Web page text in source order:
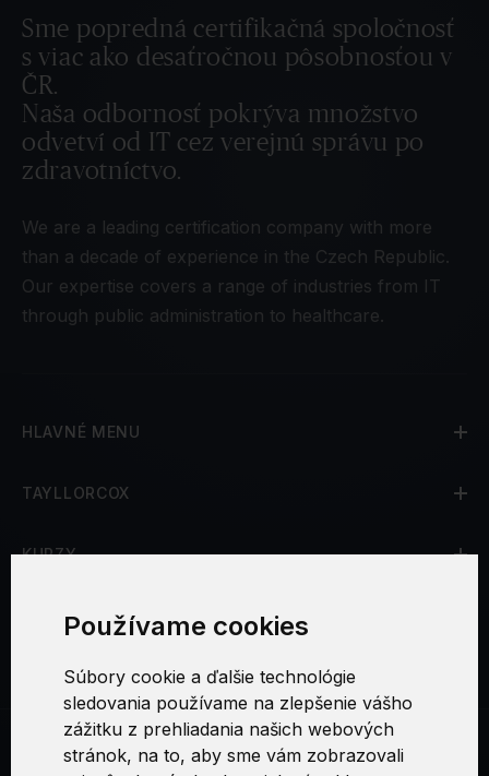
Používame cookies
Súbory cookie a ďalšie technológie
sledovania používame na zlepšenie vášho
zážitku z prehliadania našich webových
stránok, na to, aby sme vám zobrazovali
Sme popredná certifikačná spoločnosť
s viac ako desaťročnou pôsobnosťou v
ČR.
Naša odbornosť pokrýva množstvo
odvetví od IT cez verejnú správu po
zdravotníctvo.
We are a leading certification company with more
than a decade of experience in the Czech Republic.
Our expertise covers a range of industries from IT
through public administration to healthcare.
HLAVNÉ MENU
TAYLLORCOX
KURZY
CERTIFIKÁCIE
Microsoft Excel Intermediate